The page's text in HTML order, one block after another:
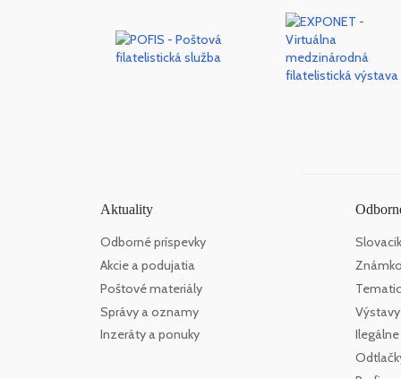
Aktuality
Odborné príspevky
Akcie a podujatia
Poštové materiály
Správy a oznamy
Inzeráty a ponuky